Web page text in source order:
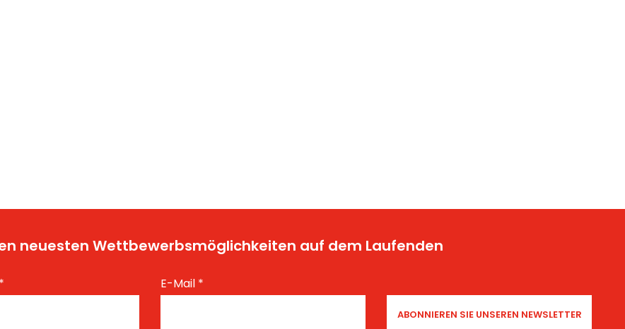
neuesten Wettbewerbsmöglichkeiten auf dem Laufenden
* E-Mail *